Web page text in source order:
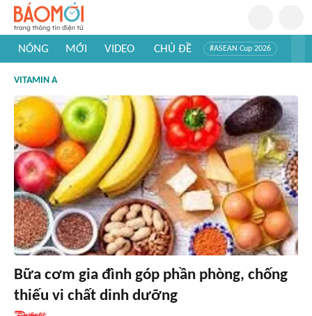
NÓNG MỚI VIDEO CHỦ ĐỀ #ASEAN Cup 2026
#Khám phá thế giới
VITAMIN A
Bữa cơm gia đình góp phần phòng, chống
thiếu vi chất dinh dưỡng